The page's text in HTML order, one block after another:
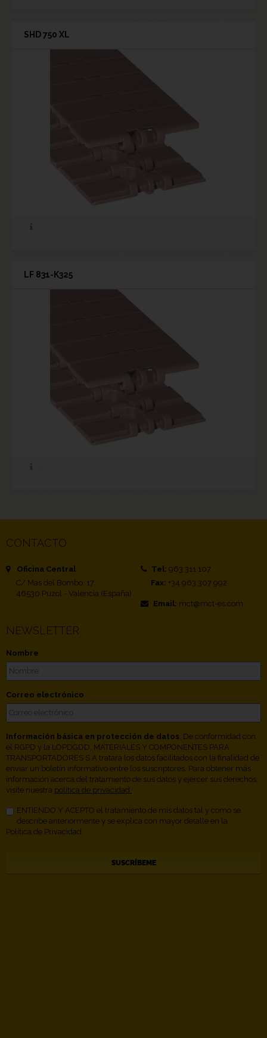
SHD 750 XL
LF 831-K325
CONTACTO
Oficina Central
C/ Mas del Bombo, 17
46530 Puzol - Valencia (España)
Tel: 963 311 107
Fax: +34 963 307 992
Email: mct@mct-es.com
NEWSLETTER
Nombre
Correo electrónico
Información básica en protección de datos . De conformidad con
el RGPD y la LOPDGDD, MATERIALES Y COMPONENTES PARA
TRANSPORTADORES S.A tratará los datos facilitados con la finalidad de
enviar un boletín informativo entre los suscriptores. Para obtener más
información acerca del tratamiento de sus datos y ejercer sus derechos,
visite nuestra política de privacidad.
ENTIENDO Y ACEPTO el tratamiento de mis datos tal y como se
describe anteriormente y se explica con mayor detalle en la
Política de Privacidad.